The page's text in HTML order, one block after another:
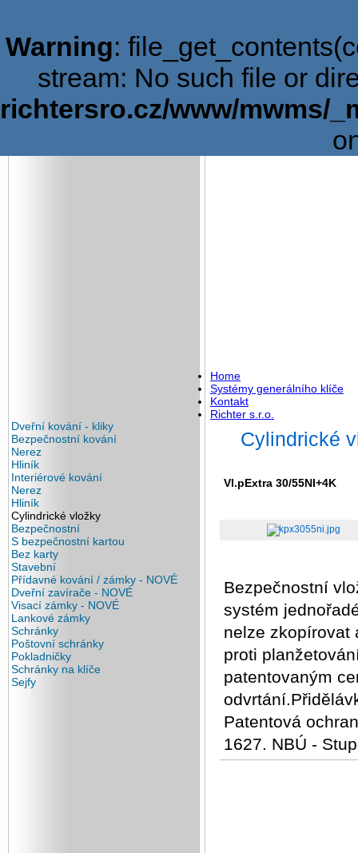
Warning:
stream: No such file or
richtersro.cz/www/mwms/
Home
Systémy generálního klíče
Kontakt
Richter s.r.o.
Dveřní kování - kliky
Bezpečnostní kování
Nerez
Hliník
Interiérové kování
Nerez
Hliník
Cylindrické vložky
Bezpečnostní
S bezpečnostní kartou
Bez karty
Stavební
Přídavné kování / zámky - NOVÉ
Dveřní zavírače - NOVÉ
Visací zámky - NOVÉ
Lankové zámky
Schránky
Poštovní schránky
Pokladničky
Schránky na klíče
Sejfy
Cylindrické
Vl.pExtra 30/55NI+4K
Bezpečnostní
systém
nelze zkopírovat
proti
patentovaným
Patentová
1627. NBÚ -